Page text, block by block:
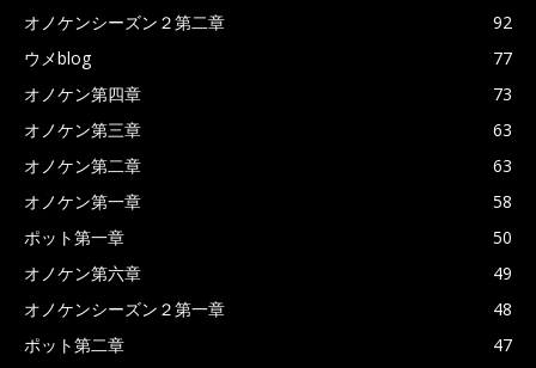
オノケンシーズン２第二章
92
ウメblog
77
オノケン第四章
73
オノケン第三章
63
オノケン第二章
63
オノケン第一章
58
ポット第一章
50
オノケン第六章
49
オノケンシーズン２第一章
48
ポット第二章
47